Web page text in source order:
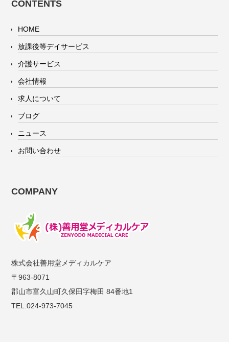
CONTENTS
HOME
放課後等デイサービス
介護サービス
会社情報
求人について
ブログ
ニュース
お問い合わせ
COMPANY
株式会社善用堂メディカルケア
〒963-8071
郡山市富久山町久保田字梅田 84番地1
TEL:024-973-7045